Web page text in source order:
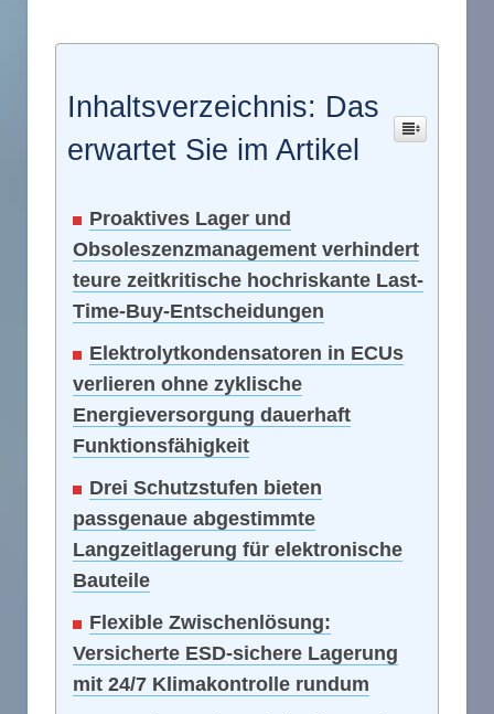
Inhaltsverzeichnis: Das
erwartet Sie im Artikel
Proaktives Lager und
Obsoleszenzmanagement verhindert
teure zeitkritische hochriskante Last-
Time-Buy-Entscheidungen
Elektrolytkondensatoren in ECUs
verlieren ohne zyklische
Energieversorgung dauerhaft
Funktionsfähigkeit
Drei Schutzstufen bieten
passgenaue abgestimmte
Langzeitlagerung für elektronische
Bauteile
Flexible Zwischenlösung:
Versicherte ESD-sichere Lagerung
mit 24/7 Klimakontrolle rundum